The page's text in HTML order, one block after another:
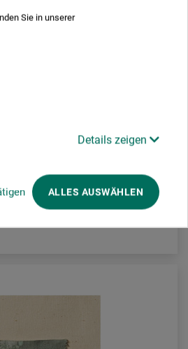
Sie in unserer
Details zeigen
ALLES AUSWÄHLEN
– Ren hør, ca. 510...
DKK)